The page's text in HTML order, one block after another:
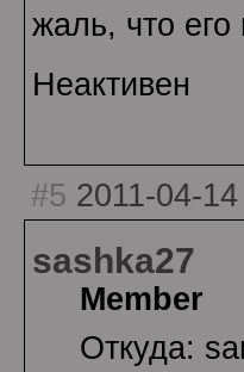
жаль, что его
Неактивен
#5 2011-04-
sashka27
Member
Откуда: